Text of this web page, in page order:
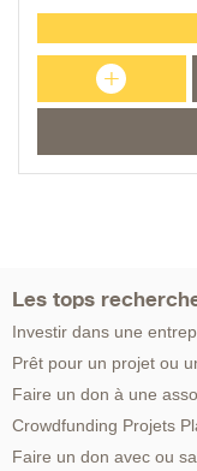
+
Les tops
Investir dans une
Prêt pour un projet ou
Faire un don à une
Crowdfunding Projets
Faire un don avec ou